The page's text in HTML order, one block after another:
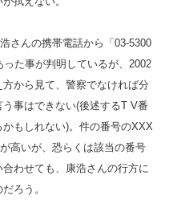
さんの携帯電話から「03-5300
た事が判明しているが、2002
から見て、警察でなければ分
事はできない(後述するT V番
もしれない)。件の番号のXXX
高いが、恐らくは該当の番号
わせても、康浩さんの行方に
ろう。